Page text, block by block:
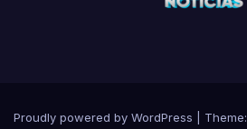
Proudly powered by WordPress Theme: